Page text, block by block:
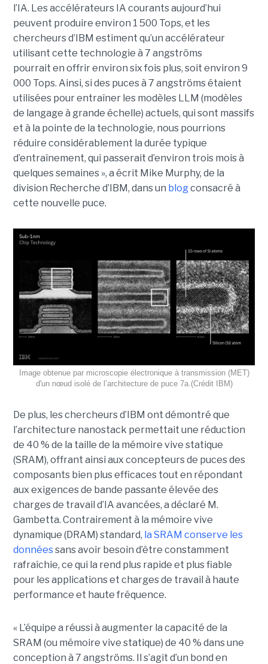
l’IA. Les accélérateurs IA courants aujourd’hui
peuvent produire environ 1 500 Tops, et les
chercheurs d’IBM estiment qu’un accélérateur
utilisant cette technologie à 7 angströms
pourrait en offrir environ six fois plus, soit environ 9
000 Tops. Ainsi, si des puces à 7 angströms étaient
utilisées pour entraîner les modèles LLM (modèles
de langage à grande échelle) actuels, qui sont massifs
et à la pointe de la technologie, nous pourrions
réduire considérablement la durée typique
d’entraînement, qui passerait d’environ trois mois à
quelques semaines », a écrit Mike Murphy, de la
division Recherche d’IBM, dans un blogconsacré à
cette nouvelle puce.
Image obtenue par microscopie électronique à transmission (MET)
d'un nœud isolé de l’architecture de puce 7a.(Crédit IBM)
De plus, les chercheurs d’IBM ont démontré que
l’architecture nanostack permettait une réduction
de 40 % de la taille de la mémoire vive statique
(SRAM), offrant ainsi aux concepteurs de puces des
composants bien plus efficaces tout en répondant
aux exigences de bande passante élevée des
charges de travail d’IA avancées, a déclaré M.
Gambetta. Contrairement à la mémoire vive
dynamique (DRAM) standard, la SRAM conserve les
donnéessans avoir besoin d’être constamment
rafraîchie, ce qui la rend plus rapide et plus fiable
pour les applications et charges de travail à haute
performance et haute fréquence.
« L’équipe a réussi à augmenter la capacité de la
SRAM (ou mémoire vive statique) de 40 % dans une
conception à 7 angströms. Il s’agit d’un bond en